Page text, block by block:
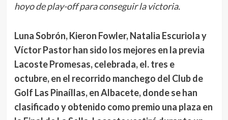
hoyo de play-off para conseguir la victoria.
Luna Sobrón, Kieron Fowler, Natalia Escuriola y
Víctor Pastor han sido los mejores en la previa
Lacoste Promesas, celebrada, el. tres e
octubre, en el recorrido manchego del Club de
Golf Las Pinaíllas, en Albacete, donde se han
clasificado y obtenido como premio una plaza en